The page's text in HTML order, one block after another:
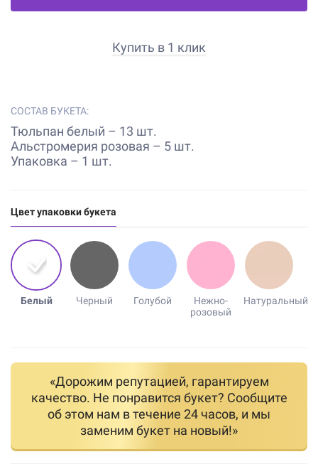
Купить в 1 клик
СОСТАВ БУКЕТА:
Тюльпан белый – 13 шт.
Альстромерия розовая – 5 шт.
Упаковка – 1 шт.
Цвет упаковки букета
Белый Черный Голубой
Нежно-
розовый
Натуральный
«Дорожим репутацией, гарантируем
качество. Не понравится букет? Сообщите
об этом нам в течение 24 часов, и мы
заменим букет на новый!»